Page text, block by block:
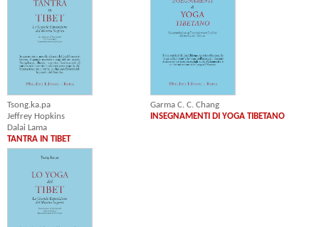
Tsong.ka.pa
Jeffrey Hopkins
Dalai Lama
TANTRA IN TIBET
Garma C. C. Chang
INSEGNAMENTI DI YOGA TIBETANO